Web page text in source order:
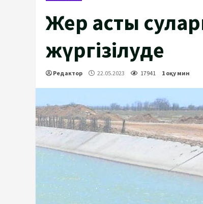
Жер асты
жүргізілуде
Редактор 22.05.2023 17941 1 оқу мин